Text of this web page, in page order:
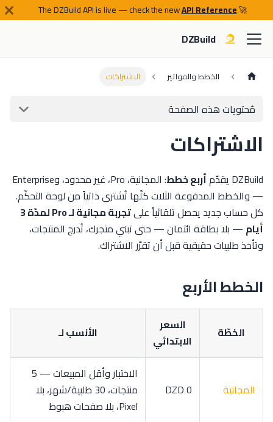
🚀 The DZBuild API is live — check the new
API Reference
DZBuild
الخطط والفواتير الاشتراكات
مُحتويات هذه الصفحة
الاشتراكات
DZBuild يقدّم أربع خطط
: المجانية، Pro، غير محدود، وEnterprise
— والخطط المدفوعة الثلاث كلّها تُشترى ذاتياً من لوحة التحكّم.
كل حساب جديد يحصل تلقائياً على
تجربة مجانية لـ Pro لمدّة 3
أيام — بلا بطاقة ائتمان — حتى تبني متجرك، تُدرج المنتجات،
وتأخذ طلبيات حقيقية قبل أن تقرّر الاشتراك.
الخطط الأربع
الخطّة
السعر
الابتدائي
الأنسب لـ
المجانية 0 DZD
الاختبار وأقل المبيعات — 5
منتجات، 30 طلبية/شهر، بلا
Pixel، بلا صفحات هبوط